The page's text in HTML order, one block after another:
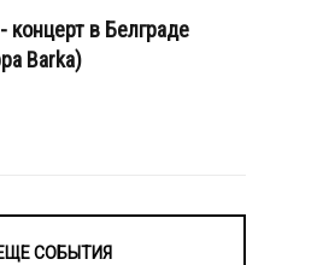
концерт в Белграде
Barka)
СОБЫТИЯ